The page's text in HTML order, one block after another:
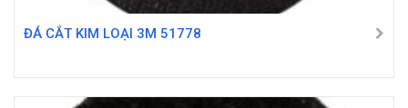
ĐÁ CẮT KIM LOẠI 3M 51778